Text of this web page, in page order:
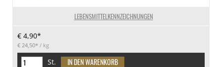
LEBENSMITTELKENNZEICHNUNGEN
€ 4,90*
€ 24,50* / kg
St.